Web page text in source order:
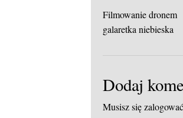
Filmowanie dronem
galaretka niebieska
Dodaj
Musisz sięzalogować